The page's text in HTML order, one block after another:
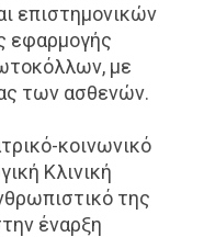
επιστημονικών
εφαρμογής
με
των ασθενών.
κοινωνικό
Κλινική
της
έναρξη